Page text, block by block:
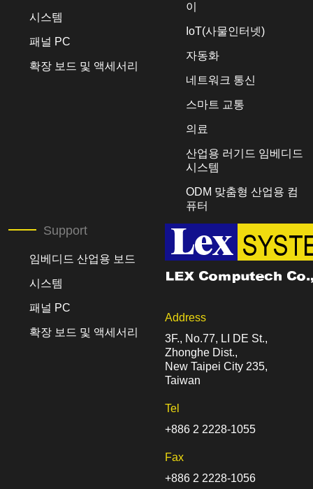
시스템
패널 PC
확장 보드 및 액세서리
이
IoT(사물인터넷)
자동화
네트워크 통신
스마트 교통
의료
산업용 러기드 임베디드
시스템
ODM 맞춤형 산업용 컴
퓨터
Support
임베디드 산업용 보드
시스템
패널 PC
확장 보드 및 액세서리
Address
3F., No.77, LI DE St.,
Zhonghe Dist.,
New Taipei City 235,
Taiwan
Tel
+886 2 2228-1055
Fax
+886 2 2228-1056